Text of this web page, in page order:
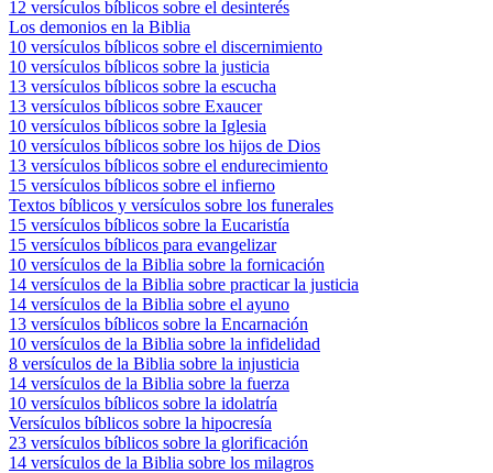
12 versículos bíblicos sobre el desinterés
Los demonios en la Biblia
10 versículos bíblicos sobre el discernimiento
10 versículos bíblicos sobre la justicia
13 versículos bíblicos sobre la escucha
13 versículos bíblicos sobre Exaucer
10 versículos bíblicos sobre la Iglesia
10 versículos bíblicos sobre los hijos de Dios
13 versículos bíblicos sobre el endurecimiento
15 versículos bíblicos sobre el infierno
Textos bíblicos y versículos sobre los funerales
15 versículos bíblicos sobre la Eucaristía
15 versículos bíblicos para evangelizar
10 versículos de la Biblia sobre la fornicación
14 versículos de la Biblia sobre practicar la justicia
14 versículos de la Biblia sobre el ayuno
13 versículos bíblicos sobre la Encarnación
10 versículos de la Biblia sobre la infidelidad
8 versículos de la Biblia sobre la injusticia
14 versículos de la Biblia sobre la fuerza
10 versículos bíblicos sobre la idolatría
Versículos bíblicos sobre la hipocresía
23 versículos bíblicos sobre la glorificación
14 versículos de la Biblia sobre los milagros